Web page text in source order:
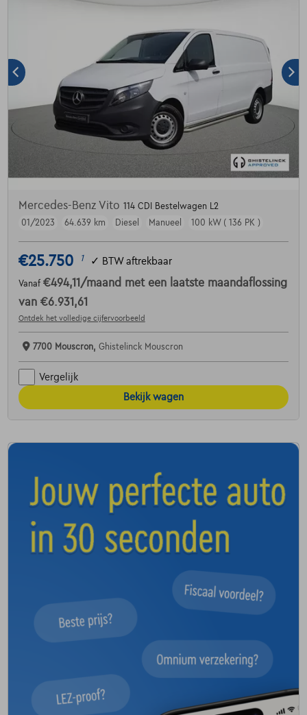
Mercedes-Benz Vito 114 CDI Bestelwagen L2
01/2023
64.639 km Diesel Manueel 100 kW ( 136 PK )
€25.750 1 ✓ BTW aftrekbaar
Vanaf €494,11 /maand met een laatste maandaflossing
van €6.931,61
Ontdek het volledige cijfervoorbeeld
7700 Mouscron, Ghistelinck Mouscron
Vergelijk
Bekijk wagen